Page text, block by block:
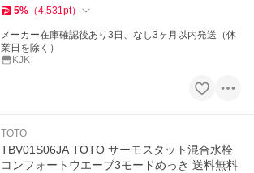
5% （4,531pt）
メーカー在庫確認後あり3日、なし3ヶ月以内発送（休
業日を除く）
KJK
TOTO
TBV01S06JA TOTO サーモスタット混合水栓
コンフォートウエーブ3モードめっき 送料無料